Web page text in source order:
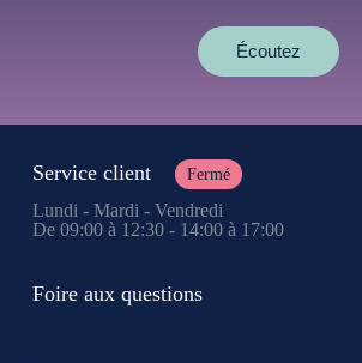
Écoutez
Service client Fermé
Lundi - Mardi - Vendredi
De 09:00 à 12:30 - 14:00 à 17:00
Foire aux questions